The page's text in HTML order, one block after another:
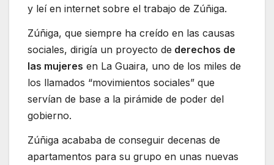
y leí en internet sobre el trabajo de Zúñiga.
Zúñiga, que siempre ha creído en las causas
sociales, dirigía un proyecto de derechos de
las mujeres en La Guaira, uno de los miles de
los llamados “movimientos sociales” que
servían de base a la pirámide de poder del
gobierno.
Zúñiga acababa de conseguir decenas de
apartamentos para su grupo en unas nuevas